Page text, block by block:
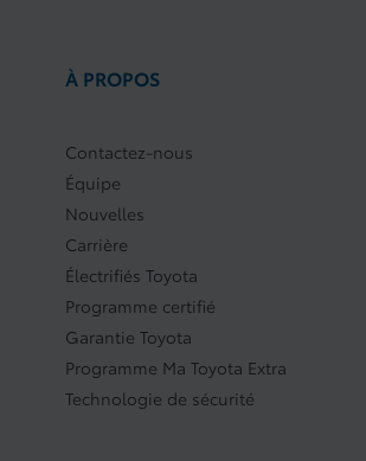
À PROPOS
Contactez-nous
Équipe
Nouvelles
Carrière
Électrifiés Toyota
Programme certifié
Garantie Toyota
Programme Ma Toyota Extra
Technologie de sécurité